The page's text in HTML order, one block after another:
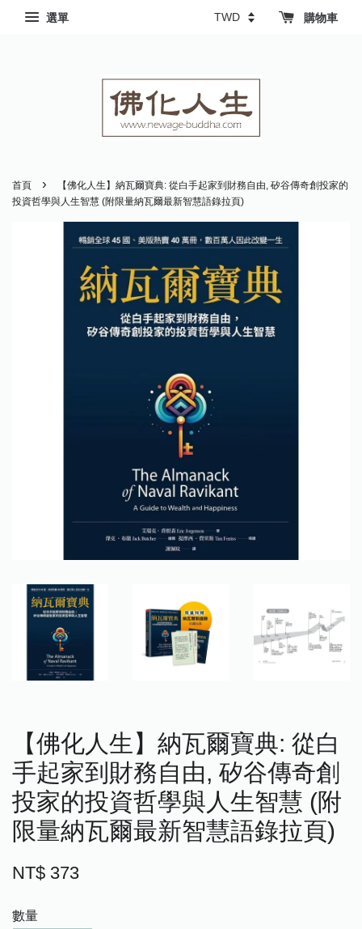
選單 購物車
首頁 ›
【佛化人生】納瓦爾寶典: 從白手起家到財務自由, 矽谷傳奇創投家的
投資哲學與人生智慧 (附限量納瓦爾最新智慧語錄拉頁)
【佛化人生】納瓦爾寶典: 從白
手起家到財務自由, 矽谷傳奇創
投家的投資哲學與人生智慧 (附
限量納瓦爾最新智慧語錄拉頁)
NT$ 373
數量